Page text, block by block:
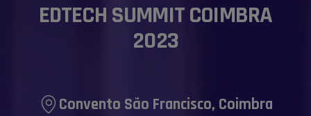
EDTECH SUMMIT COIMBRA
2023
Convento São Francisco, Coimbra